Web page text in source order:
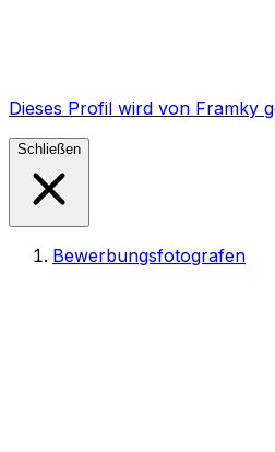
Dieses Profil wird von Framky
Schließen
Bewerbungsfotografen